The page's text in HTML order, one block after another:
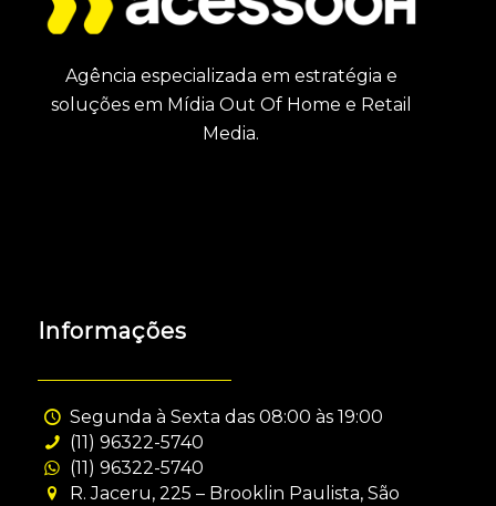
Agência especializada em estratégia e
soluções em Mídia Out Of Home e Retail
Media.
Informações
Segunda à Sexta das 08:00 às 19:00
(11) 96322-5740
(11) 96322-5740
R. Jaceru, 225 – Brooklin Paulista, São